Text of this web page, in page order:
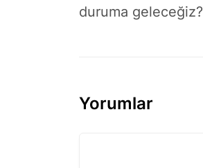
duruma geleceğiz?
Yorumlar